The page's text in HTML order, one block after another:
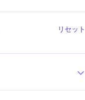
リセット